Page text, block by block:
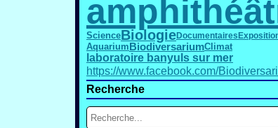
ScienceBiologieDocumentaires
Aquarium BiodiversariumClimat
laboratoire banyuls sur mer
https://www.facebook.com/
Recherche